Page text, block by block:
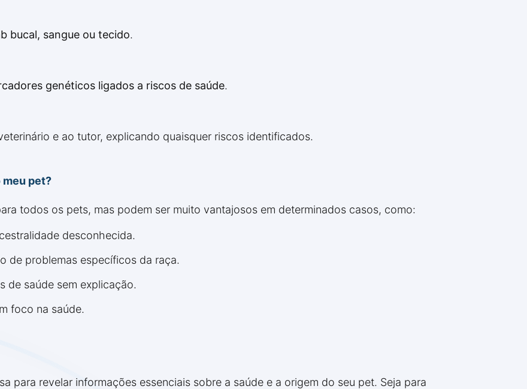
bucal, sangue ou tecido.
genéticos ligados a riscos de saúde.
e ao tutor, explicando quaisquer riscos identificados.
pet?
todos os pets, mas podem ser muito vantajosos em determinados casos, como:
desconhecida.
de problemas específicos da raça.
de saúde sem explicação.
foco na saúde.
para revelar informações essenciais sobre a saúde e a origem do seu pet. Seja para